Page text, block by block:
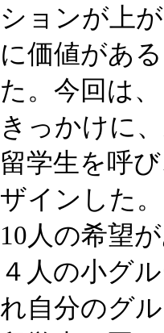
ションが上
に価値があ
た。今回は
きっかけに
留学生を呼
ザインした
10人の希望
４人の小グ
れ自分のグ